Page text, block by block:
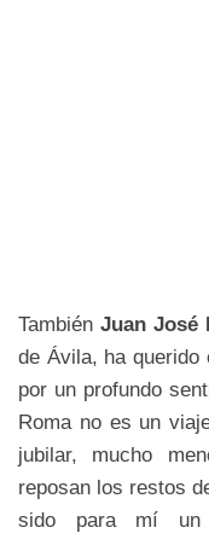
TambiénJuan José
de Ávila, ha querido
por un profundo
Roma no es un
jubilar, mucho
reposan los restos
sido para mí un